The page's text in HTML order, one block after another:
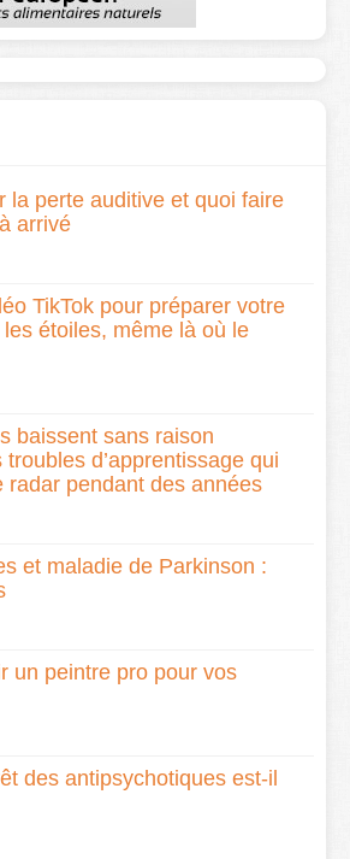
la perte auditive et quoi faire
arrivé
TikTok pour préparer votre
étoiles, même là où le
baissent sans raison
d’apprentissage qui
radar pendant des années
et maladie de Parkinson :
un peintre pro pour vos
des antipsychotiques est-il